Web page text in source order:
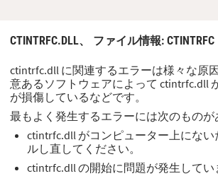
CTINTRFC.DLL、 ファイル情報: CTINTRFC
ctintrfc.dll に関連するエラーは様々な原
意あるソフトウェアによって ctintrfc.dll
が損傷しているなどです。
最もよく発生するエラーには次のものが
ctintrfc.dll がコンピューター上にな
ルし直してください。
ctintrfc.dll の開始に問題が発生して